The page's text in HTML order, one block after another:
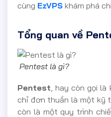
cùng EzVPS khám phá
Tổng quan về
Pentest là gì?
Pentest , hay còn gọi
chỉ đơn thuần là một kỹ
còn là một quy trình